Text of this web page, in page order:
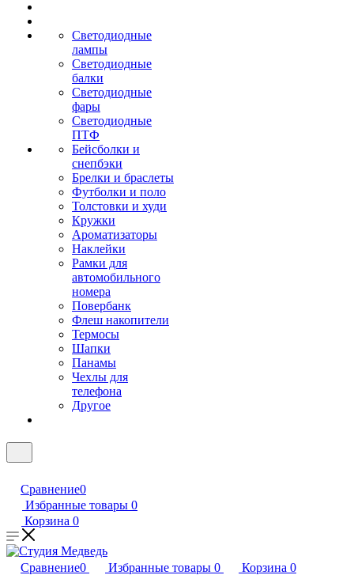
Светодиодные
лампы
Светодиодные
балки
Светодиодные
фары
Светодиодные
ПТФ
Бейсболки и
снепбэки
Брелки и браслеты
Футболки и поло
Толстовки и худи
Кружки
Ароматизаторы
Наклейки
Рамки для
автомобильного
номера
Повербанк
Флеш накопители
Термосы
Шапки
Панамы
Чехлы для
телефона
Другое
Сравнение0
Избранные товары 0
Корзина 0
Сравнение0 Избранные товары 0 Корзина 0